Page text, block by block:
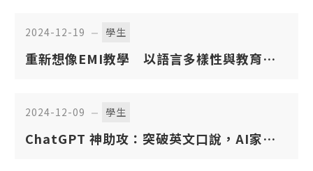
教師
轉知
2024-12-19 學生
重新想像EMI教學 以語言多樣性與教育平
2024-12-09 學生
ChatGPT 神助攻：突破英文口說，AI家教